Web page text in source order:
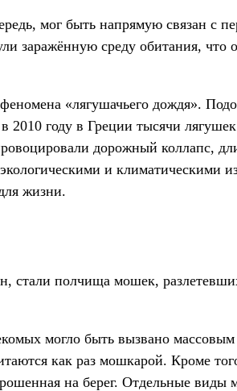
мог быть напрямую связан с
заражённую среду обитания, что
«лягушачьего дождя».
году в Греции тысячи лягушек
дорожный коллапс,
и климатическими
жизни.
стали полчища мошек,
могло быть вызвано
как раз мошкарой. Кроме
на берег. Отдельные виды